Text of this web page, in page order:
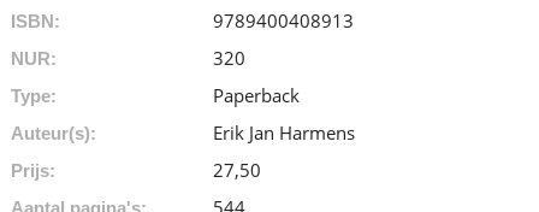
ISBN: 9789400408913
NUR: 320
Type: Paperback
Auteur(s): Erik Jan Harmens
Prijs: 27,50
Aantal pagina's: 544